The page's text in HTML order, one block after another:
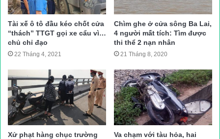
Được biết, cụ Phan Quang Nhân đang trên đường đi khám sức
đã được bàn giao cho gia đình mai táng theo phong tục địa
phương.
Thanh Hà (TH)
Nguồn bài viết:ATGT.VN
tai nạn giao thông Tin tuc trong ngay
Tài xế ô tô đầu kéo chốt cửa
“thách” TTGT gọi xe cẩu vì…
chủ chỉ đạo
22 Tháng 4, 2021
Chìm ghe ở cửa sông Ba Lai,
4 người mất tích: Tìm được
thi thể 2 nạn nhân
21 Tháng 8, 2020
Xử phạt hàng chục trường
Va chạm với tàu hỏa, hai